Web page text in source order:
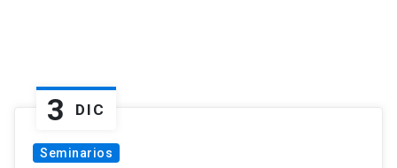
3 DIC
Seminarios